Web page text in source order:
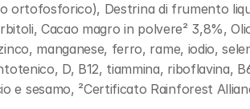
ortofosforico), Destrina di frumento
Cacao magro in polvere² 3,8%,
manganese, ferro, rame, iodio,
D, B12, tiammina, riboflavina,
e sesamo, ²Certificato Rainforest